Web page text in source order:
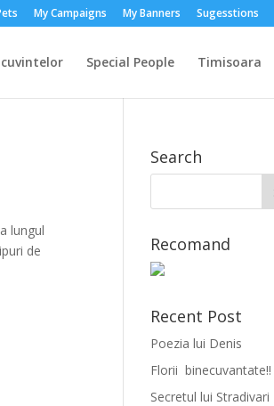
My Campaigns My Banners Sugesstions
Special People Timisoara
lungul
de
Search
Recomand
Recent Post
Poezia lui Denis
Florii binecuvantate!!
Secretul lui Stradivari